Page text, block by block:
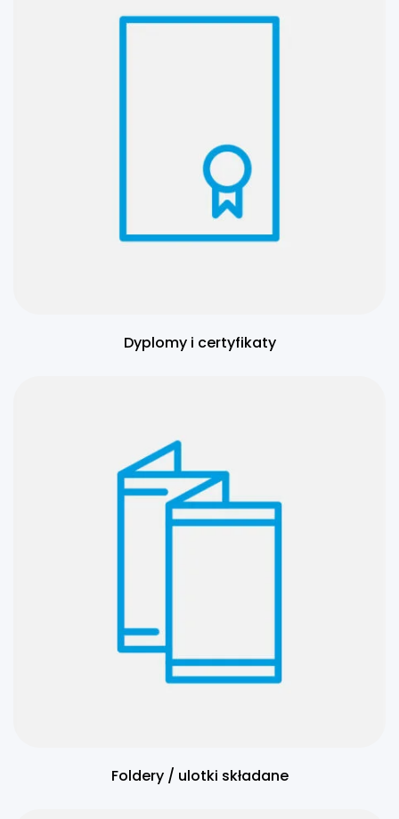
Dyplomy i certyfikaty
Foldery / ulotki składane